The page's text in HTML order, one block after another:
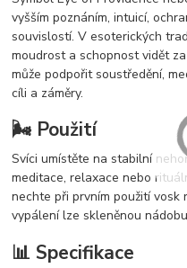
vyšším poznáním, intuicí,
souvislostí. V esoterických
moudrost a schopnost vidět
může podpořit soustředění,
cíli a záměry.
🌬️ Použití
Svíci umístěte na stabilní
meditace, relaxace nebo
nechte při prvním použití vosk
vypálení lze skleněnou
📊 Specifikace